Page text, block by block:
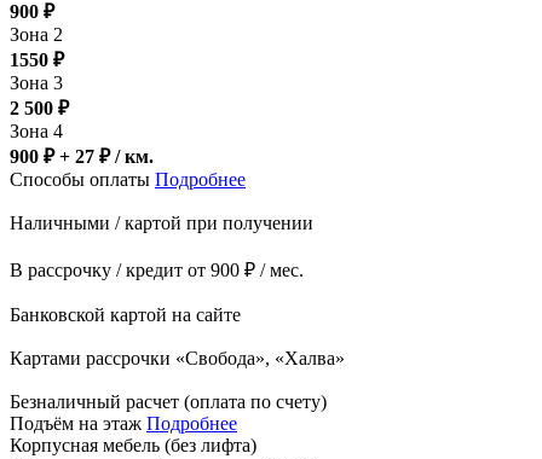
900 ₽
Зона 2
1550 ₽
Зона 3
2 500 ₽
Зона 4
900 ₽ + 27 ₽/ км.
Способы оплаты Подробнее
Наличными / картой при получении
В рассрочку / кредит от 900 ₽ / мес.
Банковской картой на сайте
Картами рассрочки «Свобода», «Халва»
Безналичный расчет (оплата по счету)
Подъём на этаж Подробнее
Корпусная мебель (без лифта)